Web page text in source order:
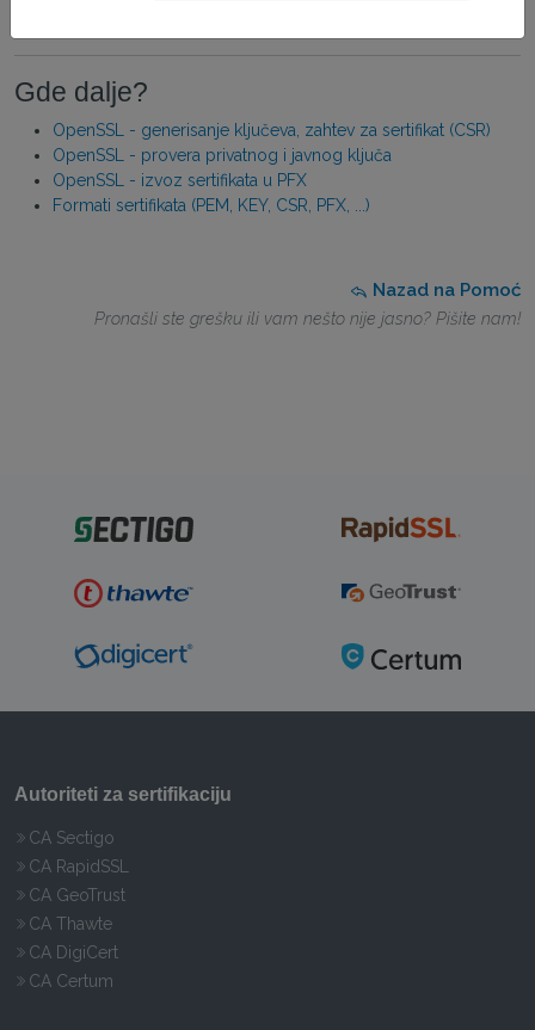
Gde dalje?
OpenSSL - generisanje ključeva, zahtev za sertifikat (CSR)
OpenSSL - provera privatnog i javnog ključa
OpenSSL - izvoz sertifikata u PFX
Formati sertifikata (PEM, KEY, CSR, PFX, ...)
Nazad na Pomoć
Pronašli ste grešku ili vam nešto nije jasno? Pišite nam!
Autoriteti za sertifikaciju
CA Sectigo
CA RapidSSL
CA GeoTrust
CA Thawte
CA DigiCert
CA Certum